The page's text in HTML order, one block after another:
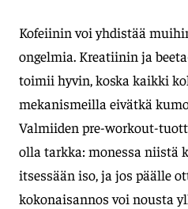
Kofeiinin voi yhdistää
ongelmia. Kreatiinin ja
toimii hyvin, koska kaikki
mekanismeilla eivätkä
Valmiiden pre-workout-
olla tarkka: monessa niistä
itsessään iso, ja jos päälle
kokonaisannos voi nousta